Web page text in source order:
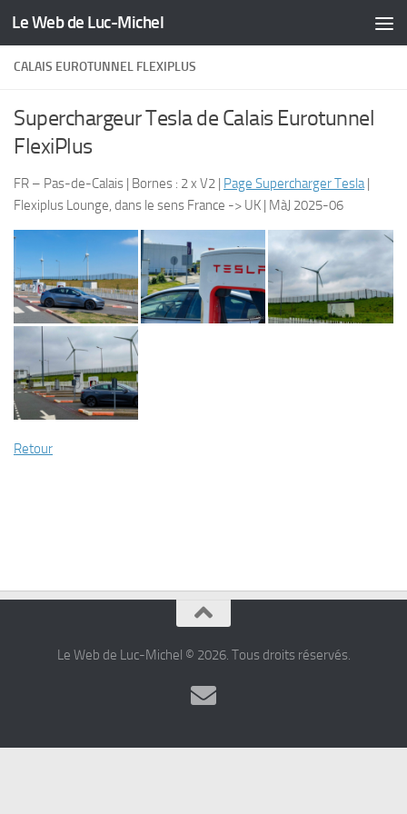
Skip to content
Le Web de Luc-Michel
CALAIS EUROTUNNEL FLEXIPLUS
Superchargeur Tesla de Calais Eurotunnel
FlexiPlus
FR – Pas-de-Calais | Bornes : 2 x V2 | Page Supercharger Tesla|
Flexiplus Lounge, dans le sens France -> UK | MàJ 2025-06
Retour
Le Web de Luc-Michel © 2026. Tous droits réservés.